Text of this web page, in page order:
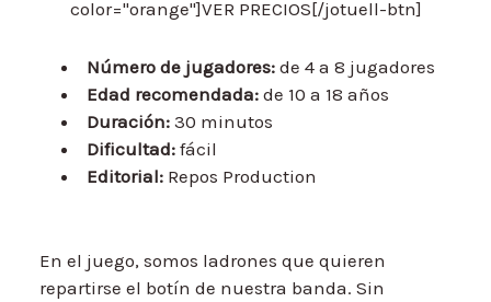
color="orange"]VER PRECIOS[/jotuell-btn]
Número de jugadores: de 4 a 8 jugadores
Edad recomendada: de 10 a 18 años
Duración: 30 minutos
Dificultad: fácil
Editorial: Repos Production
En el juego, somos ladrones que quieren
repartirse el botín de nuestra banda. Sin